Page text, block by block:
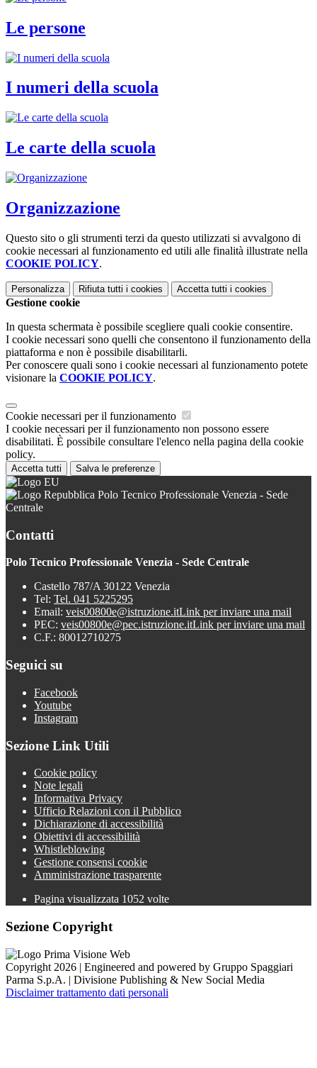
Le persone
I numeri della scuola
Le carte della scuola
Organizzazione
Questo sito o gli strumenti terzi da questo utilizzati si avvalgono di
cookie necessari al funzionamento ed utili alle finalità illustrate nella
COOKIE POLICY.
Personalizza Rifiuta tutti i cookies Accetta tutti i cookies
Gestione cookie
In questa schermata è possibile scegliere quali cookie consentire.
I cookie necessari sono quelli che consentono il funzionamento della
piattaforma e non è possibile disabilitarli.
Per conoscere quali sono i cookie necessari al funzionamento potete
visionare la COOKIE POLICY.
Cookie necessari per il funzionamento
I cookie necessari per il funzionamento non possono essere
disabilitati. È possibile consultare l'elenco nella pagina della cookie
policy.
Accetta tutti Salva le preferenze
Polo Tecnico Professionale Venezia - Sede
Centrale
Contatti
Polo Tecnico Professionale Venezia - Sede Centrale
Castello 787/A 30122 Venezia
Tel: Tel. 041 5225295
Email: veis00800e@istruzione.itLink per inviare una mail
PEC: veis00800e@pec.istruzione.itLink per inviare una mail
C.F.: 80012710275
Seguici su
Facebook
Youtube
Instagram
Sezione Link Utili
Cookie policy
Note legali
Informativa Privacy
Ufficio Relazioni con il Pubblico
Dichiarazione di accessibilità
Obiettivi di accessibilità
Whistleblowing
Gestione consensi cookie
Amministrazione trasparente
Pagina visualizzata 1052 volte
Sezione Copyright
Copyright 2026 | Engineered and powered by Gruppo Spaggiari
Parma S.p.A. | Divisione Publishing & New Social Media
Disclaimer trattamento dati personali